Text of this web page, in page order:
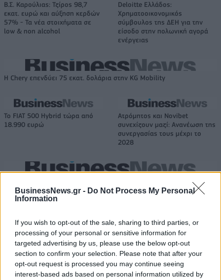
BusinessNews.gr - Do Not Process My Personal
Information
If you wish to opt-out of the sale, sharing to third parties, or
processing of your personal or sensitive information for
targeted advertising by us, please use the below opt-out
section to confirm your selection. Please note that after your
opt-out request is processed you may continue seeing
interest-based ads based on personal information utilized by
Β.Σ. Καρούλιας: Τζίρος 98,7
εκατ. ευρώ και αύξηση κερδών
57% - Τα νέα στοιχήματα σε
low & non alcohol
Deloitte Ελλάδος:
Χρηματοοικονομικός
σύμβουλος της ΔΕΗ για την
είσοδο στην πολωνική αγορά
ενέργειας
Η Chery επενδύει 75 εκατ. δολάρια στην KG Mobility
Το FIAT 500 Hybrid τώρα από
18.990 ευρώ
Ατρόμητος και Novibet
συνεχίζουν μαζί: Ανανέωση της
συνεργασίας τους μέχρι το
2028
18η συνεχόμενη χρονιά για τον ΟΤΕ στη διεθνή σειρά δεικτών
FTSE4Good
Alpha Bank: Για πρώτη φορά το Αρχαίο Θέατρο Επιδαύρου άνοιξε τις
πύλες του σε όλους